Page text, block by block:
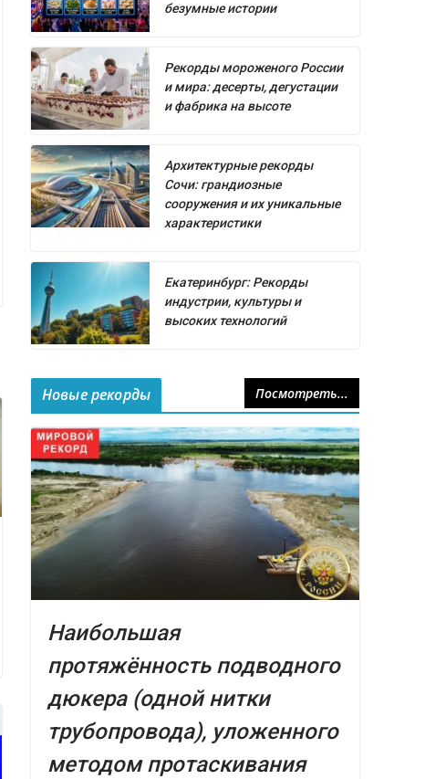
безумные истории
Рекорды мороженого России
и мира: десерты, дегустации
и фабрика на высоте
Архитектурные рекорды
Сочи: грандиозные
сооружения и их уникальные
характеристики
Екатеринбург: Рекорды
индустрии, культуры и
высоких технологий
Новые рекорды Посмотреть...
Наибольшая
протяжённость подводного
дюкера (одной нитки
трубопровода), уложенного
методом протаскивания